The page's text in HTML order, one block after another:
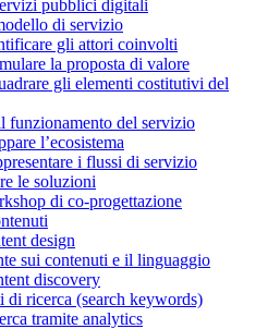
pubblici digitali
di servizio
gli attori coinvolti
la proposta di valore
gli elementi costitutivi del
funzionamento del servizio
l’ecosistema
i flussi di servizio
le soluzioni
di co-progettazione
design
sui contenuti e il linguaggio
discovery
di ricerca (search keywords)
tramite analytics